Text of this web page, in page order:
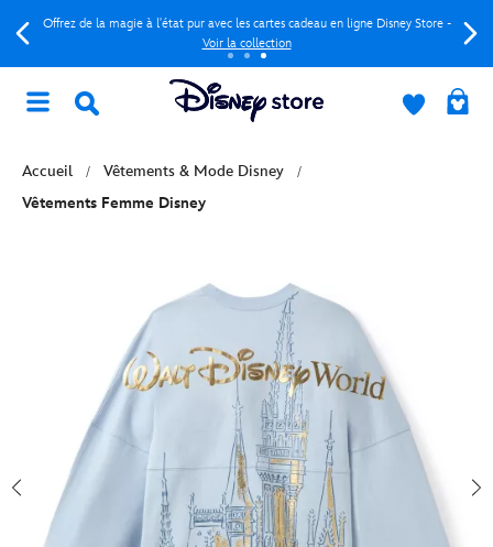
Offrez de la magie à l'état pur avec les cartes cadeau en ligne Disney Store -
Voir la collection
Accueil
Vêtements & Mode Disney
Vêtements Femme Disney